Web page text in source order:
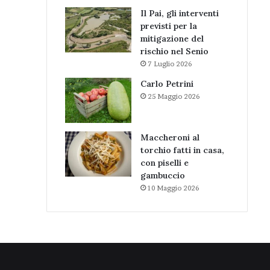
Il Pai, gli interventi
previsti per la
mitigazione del
rischio nel Senio
7 Luglio 2026
Carlo Petrini
25 Maggio 2026
Maccheroni al
torchio fatti in casa,
con piselli e
gambuccio
10 Maggio 2026